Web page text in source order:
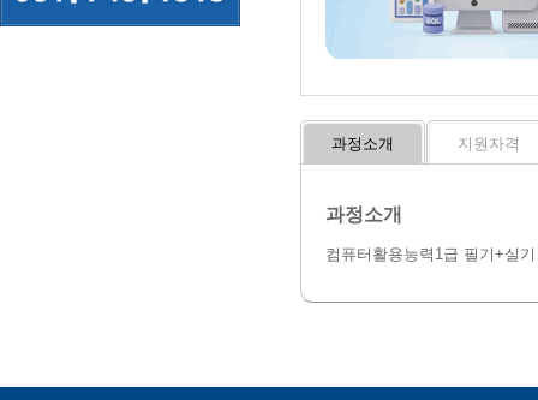
과정소개 지원자격
과정소개
컴퓨터활용능력1급 필기+실